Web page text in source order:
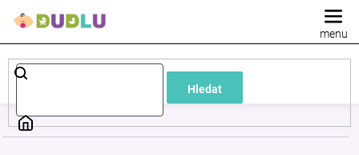
Hledat
Dětské
a